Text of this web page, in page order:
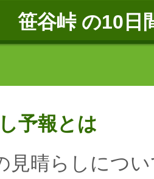
笹谷峠 の10日
予報とは
見晴らしにつ